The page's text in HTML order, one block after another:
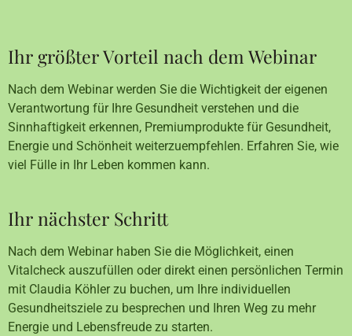
Ihr größter Vorteil nach dem Webinar
Nach dem Webinar werden Sie die Wichtigkeit der eigenen
Verantwortung für Ihre Gesundheit verstehen und die
Sinnhaftigkeit erkennen, Premiumprodukte für Gesundheit,
Energie und Schönheit weiterzuempfehlen. Erfahren Sie, wie
viel Fülle in Ihr Leben kommen kann.
Ihr nächster Schritt
Nach dem Webinar haben Sie die Möglichkeit, einen
Vitalcheck auszufüllen oder direkt einen persönlichen Termin
mit Claudia Köhler zu buchen, um Ihre individuellen
Gesundheitsziele zu besprechen und Ihren Weg zu mehr
Energie und Lebensfreude zu starten.